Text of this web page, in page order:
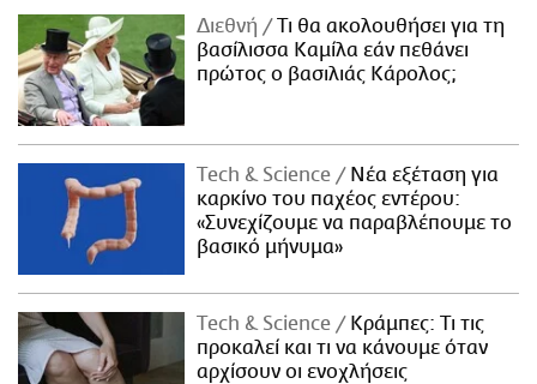
Διεθνή
Τι θα ακολουθήσει για τη
βασίλισσα Καμίλα εάν πεθάνει
πρώτος ο βασιλιάς Κάρολος;
Τech & Science
Νέα εξέταση για
καρκίνο του παχέος εντέρου:
«Συνεχίζουμε να παραβλέπουμε το
βασικό μήνυμα»
Τech & Science
Κράμπες: Τι τις
προκαλεί και τι να κάνουμε όταν
αρχίσουν οι ενοχλήσεις